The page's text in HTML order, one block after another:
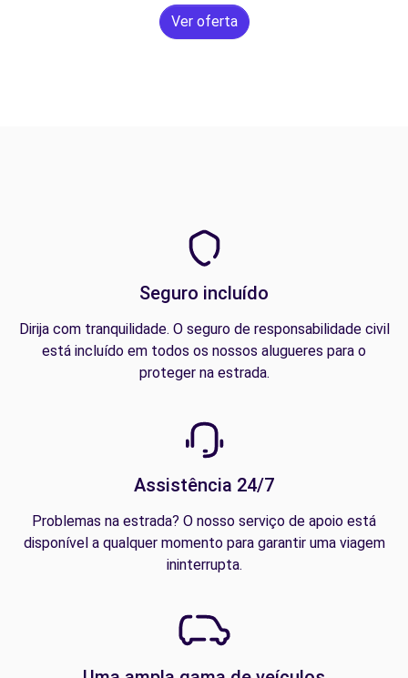
Ver oferta
Seguro incluído
Dirija com tranquilidade. O seguro de responsabilidade civil
está incluído em todos os nossos alugueres para o
proteger na estrada.
Assistência 24/7
Problemas na estrada? O nosso serviço de apoio está
disponível a qualquer momento para garantir uma viagem
ininterrupta.